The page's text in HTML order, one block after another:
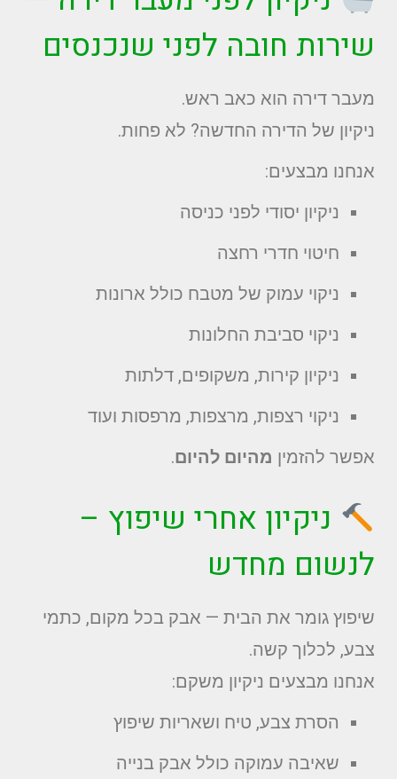
שירות חובה לפני שנכנסים
מעבר דירה הוא כאב ראש.
ניקיון של הדירה החדשה? לא פחות.
אנחנו מבצעים:
ניקיון יסודי לפני כניסה
חיטוי חדרי רחצה
ניקוי עמוק של מטבח כולל ארונות
ניקוי סביבת החלונות
ניקיון קירות, משקופים, דלתות
ניקוי רצפות, מרצפות, מרפסות ועוד
אפשר להזמין מהיום להיום.
ניקיון אחרי שיפוץ –
לנשום מחדש
שיפוץ גומר את הבית — אבק בכל מקום, כתמי
צבע, לכלוך קשה.
אנחנו מבצעים ניקיון משקם:
הסרת צבע, טיח ושאריות שיפוץ
שאיבה עמוקה כולל אבק בנייה